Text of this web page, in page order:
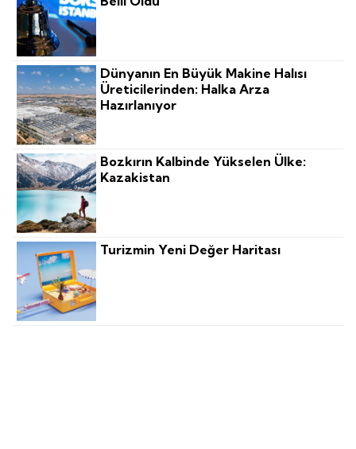
Dünyanın En Büyük Makine Halısı
Üreticilerinden: Halka Arza
Hazırlanıyor
Bozkırın Kalbinde Yükselen Ülke:
Kazakistan
Turizmin Yeni Değer Haritası